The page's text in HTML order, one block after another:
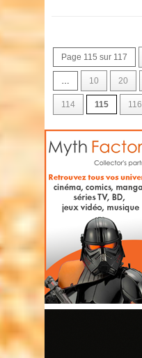
Page 115 sur 117
… 10 20
114 115 116